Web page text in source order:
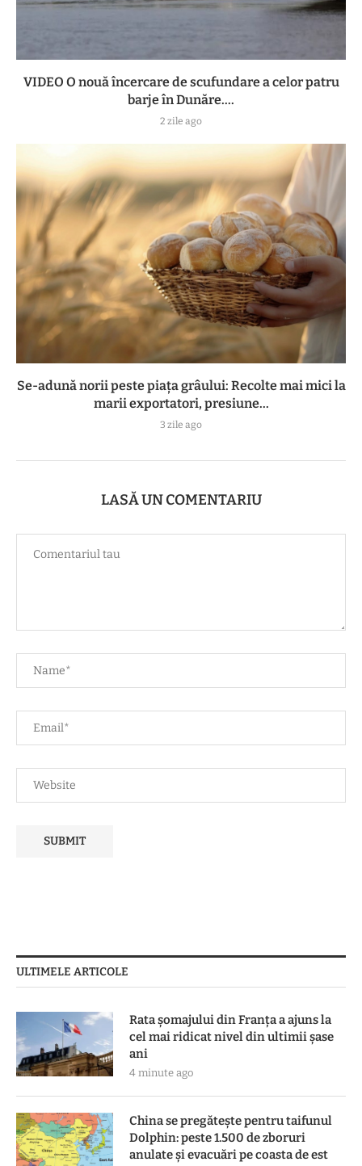
VIDEO O nouă încercare de scufundare a celor patru
barje în Dunăre....
2 zile ago
Se-adună norii peste piața grâului: Recolte mai mici la
marii exportatori, presiune...
3 zile ago
LASĂ UN COMENTARIU
ULTIMELE ARTICOLE
Rata șomajului din Franța a ajuns la
cel mai ridicat nivel din ultimii șase
ani
4 minute ago
China se pregătește pentru taifunul
Dolphin: peste 1.500 de zboruri
anulate și evacuări pe coasta de est